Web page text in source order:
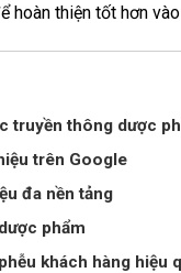
hoàn thiện tốt hơn
truyền thông dược
trên Google
đa nền tảng
phẩm
khách hàng hiệu